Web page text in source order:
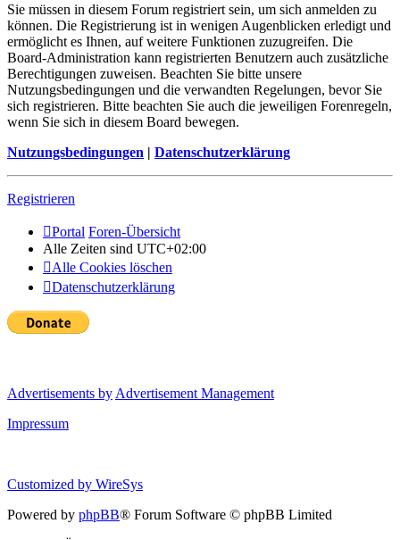
Sie müssen in diesem Forum registriert sein, um sich anmelden zu
können. Die Registrierung ist in wenigen Augenblicken erledigt und
ermöglicht es Ihnen, auf weitere Funktionen zuzugreifen. Die
Board-Administration kann registrierten Benutzern auch zusätzliche
Berechtigungen zuweisen. Beachten Sie bitte unsere
Nutzungsbedingungen und die verwandten Regelungen, bevor Sie
sich registrieren. Bitte beachten Sie auch die jeweiligen Forenregeln,
wenn Sie sich in diesem Board bewegen.
Nutzungsbedingungen | Datenschutzerklärung
Registrieren
Portal Foren-Übersicht
Alle Zeiten sind UTC+02:00
Alle Cookies löschen
Datenschutzerklärung
Advertisements by Advertisement Management
Impressum
Customized by WireSys
Powered by phpBB® Forum Software © phpBB Limited